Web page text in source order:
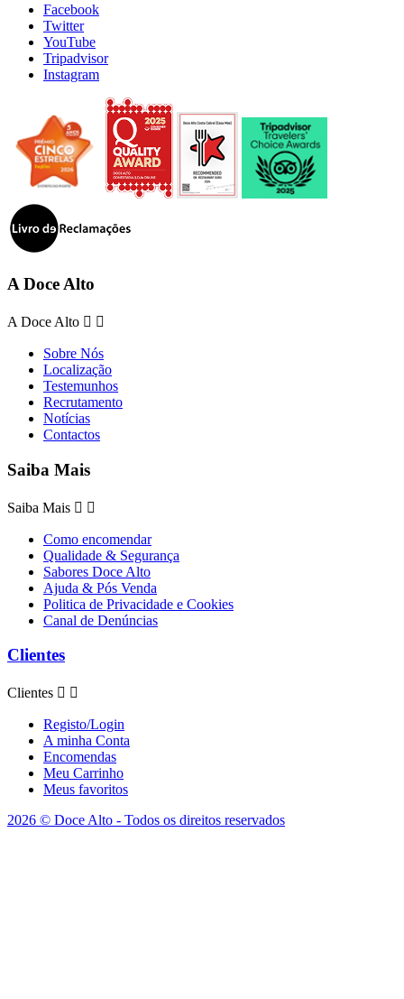
Facebook
Twitter
YouTube
Tripadvisor
Instagram
A Doce Alto
A Doce Alto  
Sobre Nós
Localização
Testemunhos
Recrutamento
Notícias
Contactos
Saiba Mais
Saiba Mais  
Como encomendar
Qualidade & Segurança
Sabores Doce Alto
Ajuda & Pós Venda
Politica de Privacidade e Cookies
Canal de Denúncias
Clientes
Clientes  
Registo/Login
A minha Conta
Encomendas
Meu Carrinho
Meus favoritos
2026 © Doce Alto - Todos os direitos reservados